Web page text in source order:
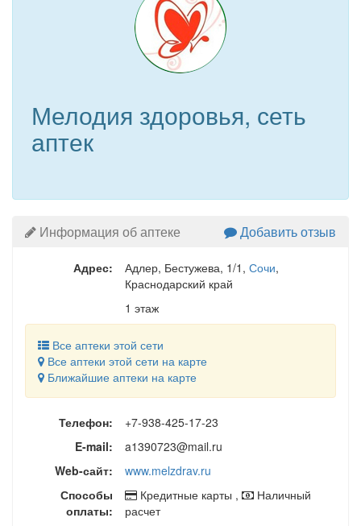
Мелодия здоровья, сеть
аптек
Информация об аптеке Добавить отзыв
Адрес: Адлер, Бестужева, 1/1 , Сочи,
Краснодарский край
1 этаж
Все аптеки этой сети
Все аптеки этой сети на карте
Ближайшие аптеки на карте
Телефон:
+7-938-425-17-23
E-mail:
a1390723@mail.ru
Web-сайт:
www.melzdrav.ru
Способы
оплаты:
Кредитные карты ,
Наличный
расчет